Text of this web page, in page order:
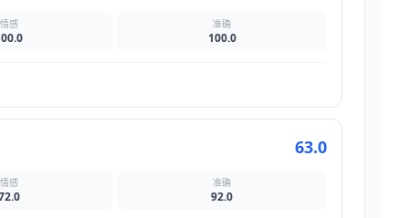
情感 准确
100.0
63.0
情感 准确
92.0